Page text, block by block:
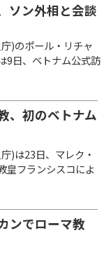
ソン外相と会談
)のポール・リチャ
9日、ベトナム公式訪
、初のベトナム
)は23日、マレク・
皇フランシスコによ
ンでローマ教